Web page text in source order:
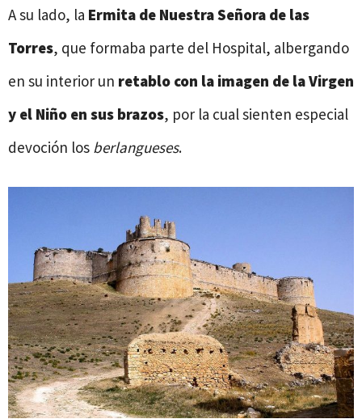
A su lado, la Ermita de Nuestra Señora de las
Torres, que formaba parte del Hospital, albergando
en su interior un retablo con la imagen de la Virgen
y el Niño en sus brazos, por la cual sienten especial
devoción los berlangueses.